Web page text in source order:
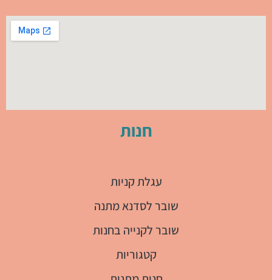
חנות
עגלת קניות
שובר לסדנא מתנה
שובר לקנייה בחנות
קטגוריות